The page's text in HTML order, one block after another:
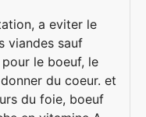
a eviter le
viandes sauf
le boeuf, le
du coeur. et
du foie, boeuf